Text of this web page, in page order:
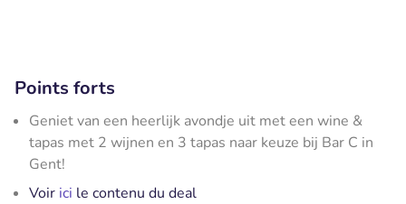
Points forts
Geniet van een heerlijk avondje uit met een wine &
tapas met 2 wijnen en 3 tapas naar keuze bij Bar C in
Gent!
Voir ici le contenu du deal